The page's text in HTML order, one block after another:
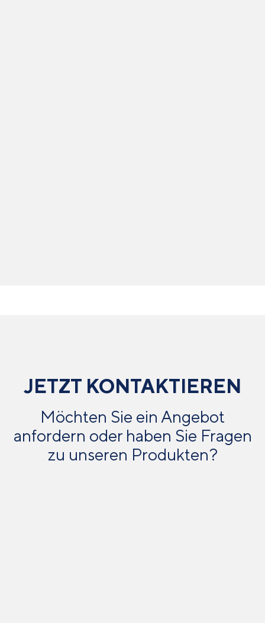
JETZT KONTAKTIEREN
Möchten Sie ein Angebot
anfordern oder haben Sie Fragen
zu unseren Produkten?